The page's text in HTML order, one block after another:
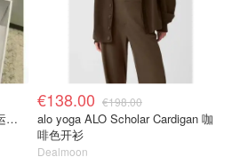
alo yoga Alo Recovery Mode 运动鞋
€138.00 €198.00
alo yoga ALO Scholar Cardigan 咖
啡色开衫
Dealmoon